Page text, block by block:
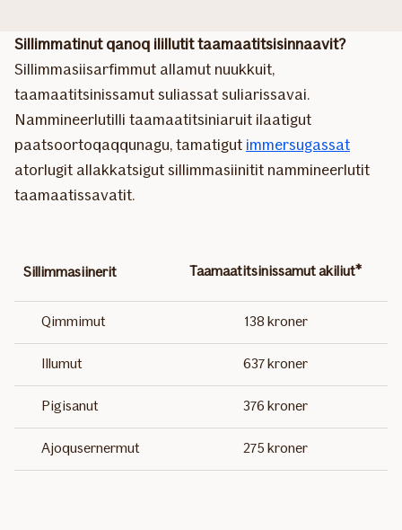
Sillimmatinut qanoq ilillutit taamaatitsisinnaavit?
Sillimmasiisarfimmut allamut nuukkuit,
taamaatitsinissamut suliassat suliarissavai.
Nammineerlutilli taamaatitsiniaruit ilaatigut
paatsoortoqaqqunagu, tamatigut immersugassat
atorlugit allakkatsigut sillimmasiinitit nammineerlutit
taamaatissavatit.
Sillimmasiinerit Taamaatitsinissamut akiliut*
Qimmimut 138 kroner
Illumut 637 kroner
Pigisanut 376 kroner
Ajoqusernermut 275 kroner